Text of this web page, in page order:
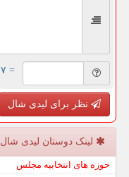
= ۷ بعلاوه ۴
نظر برای لیدی شال
لینک دوستان لیدی شال
حوزه های انتخابیه مجلس